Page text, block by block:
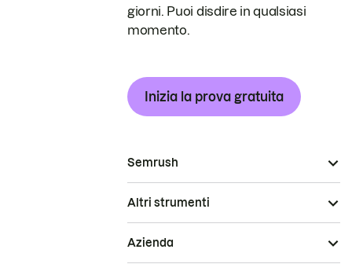
giorni. Puoi disdire in qualsiasi
momento.
Inizia la prova gratuita
Semrush
Altri strumenti
Azienda